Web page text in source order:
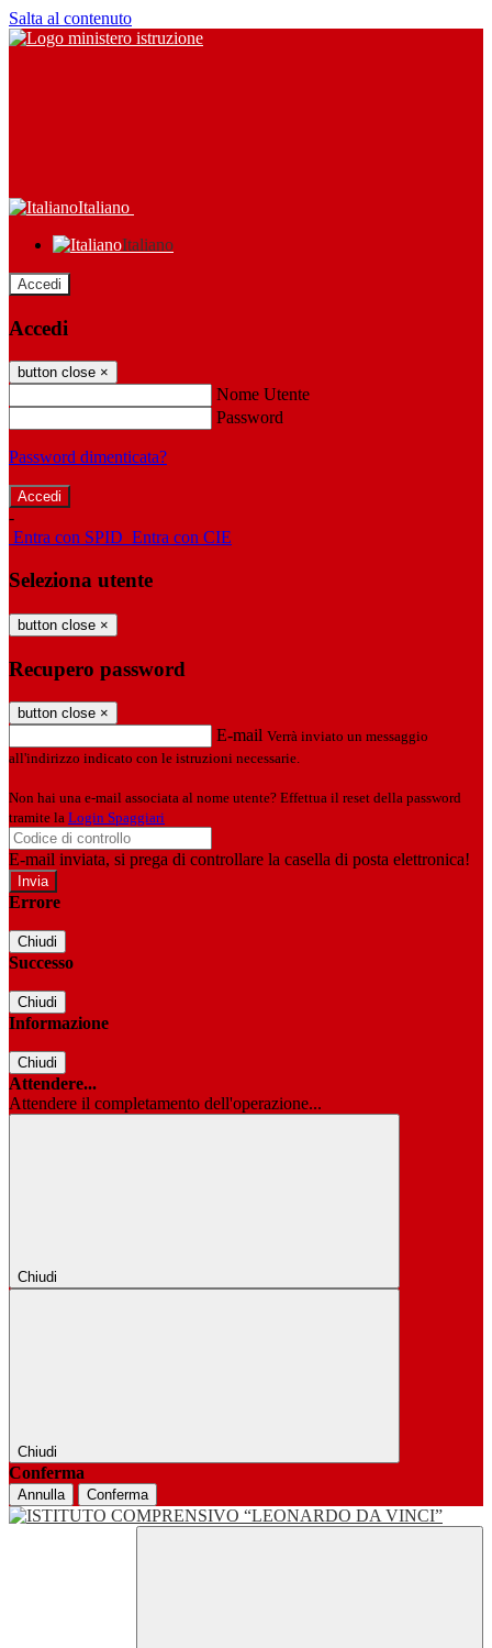
Salta al contenuto
Italiano
Italiano
Accedi
Accedi
button close ×
Nome Utente
Password
Password dimenticata?
-
Entra con SPID Entra con CIE
Seleziona utente
button close ×
Recupero password
button close ×
E-mail Verrà inviato un messaggio
all'indirizzo indicato con le istruzioni necessarie.
Non hai una e-mail associata al nome utente? Effettua il reset della password
tramite la Login Spaggiari
E-mail inviata, si prega di controllare la casella di posta elettronica!
Errore
Chiudi
Successo
Chiudi
Informazione
Chiudi
Attendere...
Attendere il completamento dell'operazione...
Chiudi
Chiudi
Conferma
Annulla Conferma